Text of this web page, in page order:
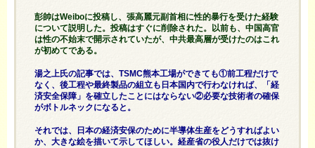
彭帥はWeiboに投稿し、張高麗元副首相に性的暴行を受けた経験
について説明した。投稿はすぐに削除された。以前も、中国高官
は性の不始末で開示されていたが、中共最高層が受けたのはこれ
が初めてである。
湯之上氏の記事では、TSMC熊本工場ができても①前工程だけで
なく、後工程や最終製品の組立も日本国内で行わなければ、「経
済安全保障」を確立したことにはならない②必要な技術者の確保
がボトルネックになると。
それでは、日本の経済安保のために半導体生産をどうすればよい
か、大きな絵を描いて示してほしい。経産省の役人だけでは抜け